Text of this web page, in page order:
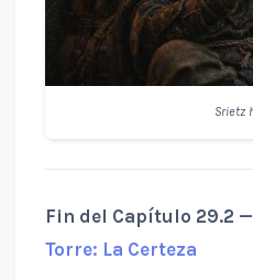
Srietz
Fin del Capítulo 29.2
Torre: La Certeza